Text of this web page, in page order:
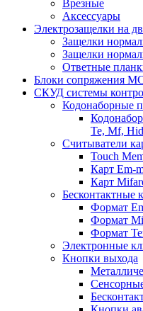
Врезные
Аксессуары
Электрозащелки на
Защелки
Защелки
Ответные
Блоки сопряжения
СКУД системы
Кодонаборные
Te, Mf, Hid
Считыватели
Touch
Карт Em-
Карт
Бесконтактные
Формат
Формат
Формат
Электронные
Кнопки выхода